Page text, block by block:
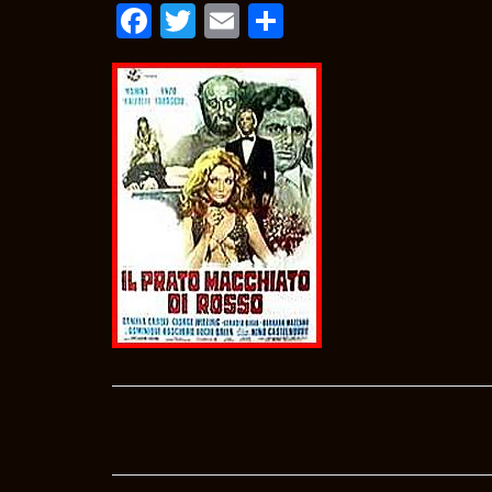
Facebook
Twitter
Email